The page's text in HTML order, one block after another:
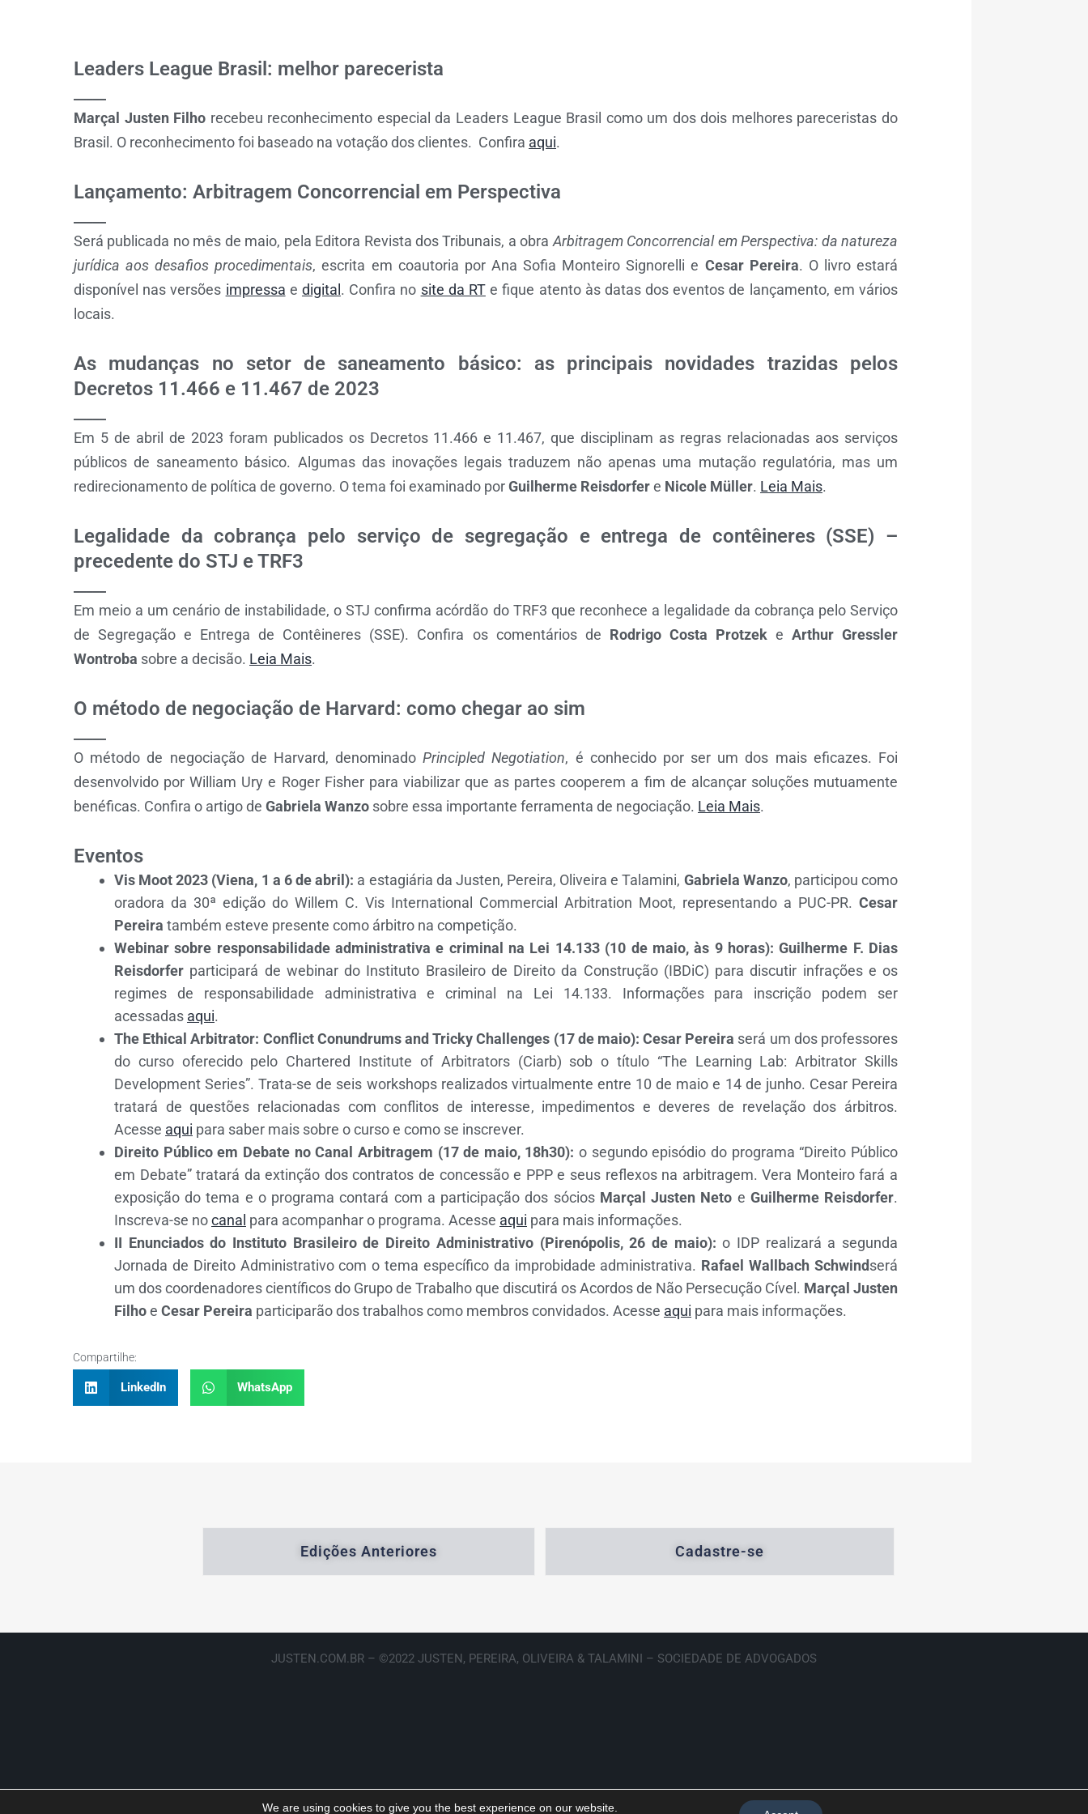
Leaders League Brasil: melhor parecerista
Marçal Justen Filho recebeu reconhecimento especial da Leaders League Brasil como um dos dois melhores pareceristas do
Brasil. O reconhecimento foi baseado na votação dos clientes. Confira aqui.
Lançamento: Arbitragem Concorrencial em Perspectiva
Será publicada no mês de maio, pela Editora Revista dos Tribunais, a obra Arbitragem Concorrencial em Perspectiva: da natureza
jurídica aos desafios procedimentais, escrita em coautoria por Ana Sofia Monteiro Signorelli e Cesar Pereira. O livro estará
disponível nas versões impressa e digital. Confira no site da RTe fique atento às datas dos eventos de lançamento, em vários
locais.
As mudanças no setor de saneamento básico: as principais novidades trazidas pelos
Decretos 11.466 e 11.467 de 2023
Em 5 de abril de 2023 foram publicados os Decretos 11.466 e 11.467, que disciplinam as regras relacionadas aos serviços
públicos de saneamento básico. Algumas das inovações legais traduzem não apenas uma mutação regulatória, mas um
redirecionamento de política de governo. O tema foi examinado porGuilherme Reisdorfere Nicole Müller. Leia Mais.
Legalidade da cobrança pelo serviço de segregação e entrega de contêineres (SSE) –
precedente do STJ e TRF3
Em meio a um cenário de instabilidade, o STJ confirma acórdão do TRF3 que reconhece a legalidade da cobrança pelo Serviço
de Segregação e Entrega de Contêineres (SSE). Confira os comentários de Rodrigo Costa Protzeke Arthur Gressler
Wontroba sobre a decisão. Leia Mais.
O método de negociação de Harvard: como chegar ao sim
O método de negociação de Harvard, denominadoPrincipled Negotiation, é conhecido por ser um dos mais eficazes. Foi
desenvolvido por William Ury e Roger Fisher para viabilizar que as partes cooperem a fim de alcançar soluções mutuamente
benéficas. Confira o artigo de Gabriela Wanzo sobre essa importante ferramenta de negociação. Leia Mais.
Eventos
Vis Moot 2023 (Viena, 1 a 6 de abril): a estagiária da Justen, Pereira, Oliveira e Talamini, Gabriela Wanzo, participou como
oradora da 30ª edição do Willem C. Vis International Commercial Arbitration Moot, representando a PUC-PR. Cesar
Pereira também esteve presente como árbitro na competição.
Webinar sobre responsabilidade administrativa e criminal na Lei 14.133 (10 de maio, às 9 horas): Guilherme F. Dias
Reisdorfer participará de webinar do Instituto Brasileiro de Direito da Construção (IBDiC) para discutir infrações e os
regimes de responsabilidade administrativa e criminal na Lei 14.133. Informações para inscrição podem ser
acessadas aqui.
The Ethical Arbitrator: Conflict Conundrums and Tricky Challenges (17 de maio): Cesar Pereira será um dos professores
do curso oferecido pelo Chartered Institute of Arbitrators (Ciarb) sob o título “The Learning Lab: Arbitrator Skills
Development Series”. Trata-se de seis workshops realizados virtualmente entre 10 de maio e 14 de junho. Cesar Pereira
tratará de questões relacionadas com conflitos de interesse, impedimentos e deveres de revelação dos árbitros.
Acesse aqui para saber mais sobre o curso e como se inscrever.
Direito Público em Debate no Canal Arbitragem (17 de maio, 18h30): o segundo episódio do programa “Direito Público
em Debate” tratará da extinção dos contratos de concessão e PPP e seus reflexos na arbitragem. Vera Monteiro fará a
exposição do tema e o programa contará com a participação dos sócios Marçal Justen Neto e Guilherme Reisdorfer.
Inscreva-se nocanal para acompanhar o programa. Acesse aqui para mais informações.
II Enunciados do Instituto Brasileiro de Direito Administrativo (Pirenópolis, 26 de maio): o IDP realizará a segunda
Jornada de Direito Administrativo com o tema específico da improbidade administrativa. Rafael Wallbach Schwindserá
um dos coordenadores científicos do Grupo de Trabalho que discutirá os Acordos de Não Persecução Cível. Marçal Justen
Filhoe Cesar Pereira participarão dos trabalhos como membros convidados. Acesse aqui para mais informações.
Compartilhe:
LinkedIn WhatsApp
Edições Anteriores Cadastre-se
JUSTEN.COM.BR – ©2022 JUSTEN, PEREIRA, OLIVEIRA & TALAMINI – SOCIEDADE DE ADVOGADOS
We are using cookies to give you the best experience on our website.